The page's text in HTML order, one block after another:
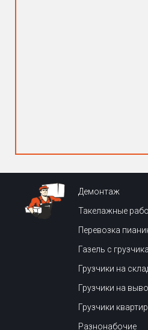
Демонтаж
Такелажные
Перевозка
Газель с
Грузчики на
Грузчики на
Грузчики
Разнонабочие